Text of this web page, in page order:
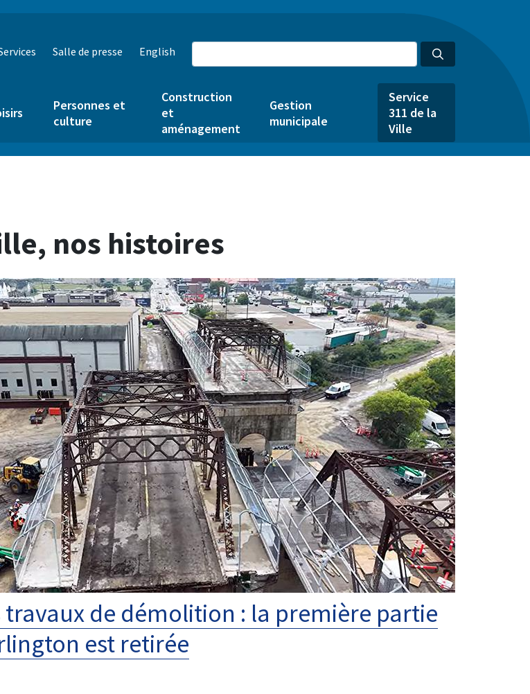
Salle de presse English
Personnes et
culture
Construction
et
aménagement
Gestion
municipale
Service
311 de la
Ville
nos histoires
travaux de démolition : la première partie
est retirée